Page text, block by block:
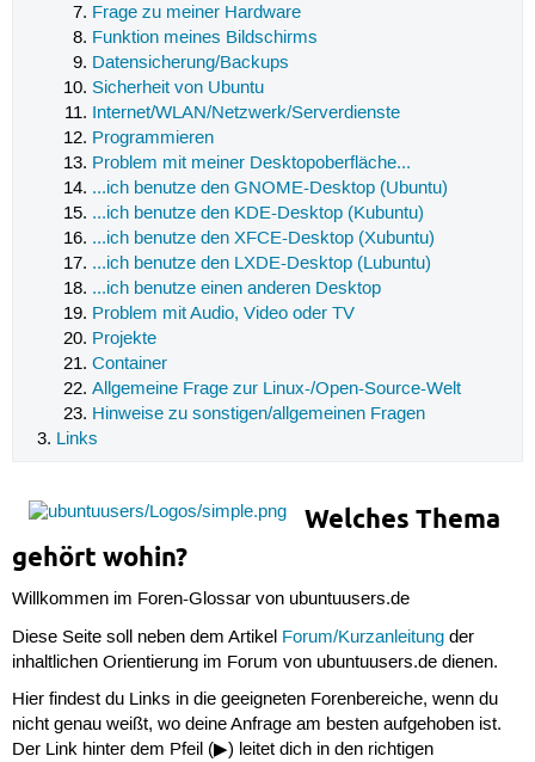
Frage zu meiner Hardware
Funktion meines Bildschirms
Datensicherung/Backups
Sicherheit von Ubuntu
Internet/WLAN/Netzwerk/Serverdienste
Programmieren
Problem mit meiner Desktopoberfläche...
...ich benutze den GNOME-Desktop (Ubuntu)
...ich benutze den KDE-Desktop (Kubuntu)
...ich benutze den XFCE-Desktop (Xubuntu)
...ich benutze den LXDE-Desktop (Lubuntu)
...ich benutze einen anderen Desktop
Problem mit Audio, Video oder TV
Projekte
Container
Allgemeine Frage zur Linux-/Open-Source-Welt
Hinweise zu sonstigen/allgemeinen Fragen
Links
Welches Thema
gehört wohin?
Willkommen im Foren-Glossar von ubuntuusers.de
Diese Seite soll neben dem Artikel Forum/Kurzanleitungder
inhaltlichen Orientierung im Forum von ubuntuusers.de dienen.
Hier findest du Links in die geeigneten Forenbereiche, wenn du
nicht genau weißt, wo deine Anfrage am besten aufgehoben ist.
Der Link hinter dem Pfeil (▶) leitet dich in den richtigen